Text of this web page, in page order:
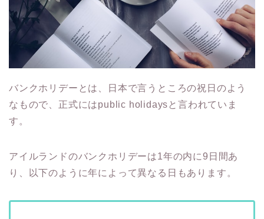
バンクホリデーとは、日本で言うところの祝日のよう
なもので、正式にはpublic holidaysと言われていま
す。
アイルランドのバンクホリデーは1年の内に9日間あ
り、以下のように年によって異なる日もあります。